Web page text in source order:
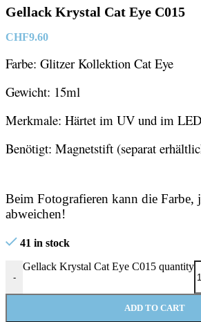
Gellack Krystal Cat Eye C015
CHF9.60
Farbe: Glitzer Kollektion Cat Eye
Gewicht: 15ml
Merkmale: Härtet im UV und im
Benötigt: Magnetstift (separat
Beim Fotografieren kann die Farbe,
abweichen!
41 in stock
-
Gellack Krystal Cat Eye C015 quantity
ADD TO CART